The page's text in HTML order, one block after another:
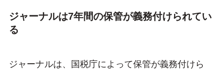
ジャーナルは7年間の保管が義務付けられてい
る
ジャーナルは、国税庁によって保管が義務付けら